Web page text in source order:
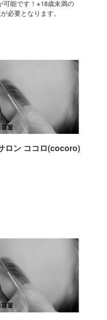
可能です！※18歳未満の
必要となります。
ロン ココロ(cocoro)